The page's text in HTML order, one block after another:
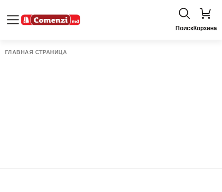
ПоискКорзина
ГЛАВНАЯ СТРАНИЦА